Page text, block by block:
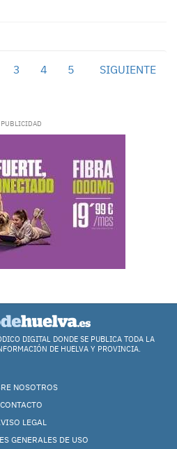
3 4 5 SIGUIENTE
DIGITAL DONDE SE PUBLICA TODA LA
DE HUELVA Y PROVINCIA.
NOSOTROS
CONTACTO
LEGAL
GENERALES DE USO